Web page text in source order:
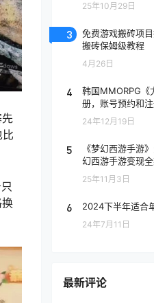
25年10月29日
3
免费游戏搬砖项
搬砖保姆级教程
4月26日
4
韩国MMORPG《
册，账号预约和
24年12月19日
5
《梦幻西游手游
幻西游手游变现
25年11月3日
6 2024下半年适合
24年7月11日
最新评论